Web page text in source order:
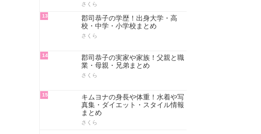
さくら
13
郡司恭子の学歴！出身大学・高
校・中学・小学校まとめ
さくら
14
郡司恭子の実家や家族！父親と職
業・母親・兄弟まとめ
さくら
15
キムヨナの身長や体重！水着や写
真集・ダイエット・スタイル情報
まとめ
さくら